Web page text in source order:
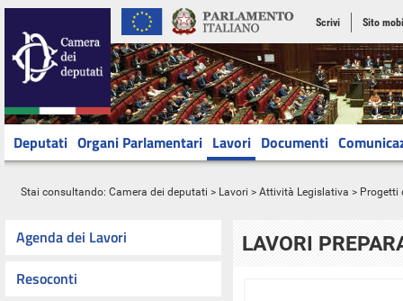
Scrivi Sito
Deputati Organi Parlamentari Lavori Documenti
Stai consultando: Camera dei deputati > Lavori > Attività Legislativa > Progetti
Agenda dei Lavori
Resoconti
LAVORI